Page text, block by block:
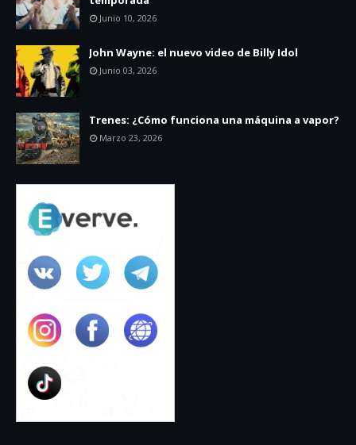
Junio 10, 2026
John Wayne: el nuevo video de Billy Idol
Junio 03, 2026
Trenes: ¿Cómo funciona una máquina a vapor?
Marzo 23, 2026